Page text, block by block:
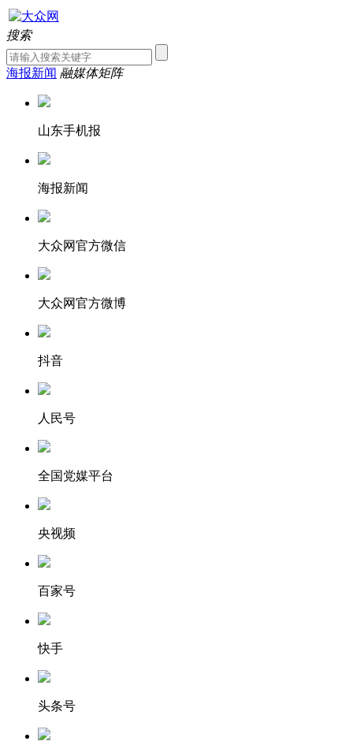
搜索
海报新闻 融媒体矩阵
山东手机报
海报新闻
大众网官方微信
大众网官方微博
抖音
人民号
全国党媒平台
央视频
百家号
快手
头条号